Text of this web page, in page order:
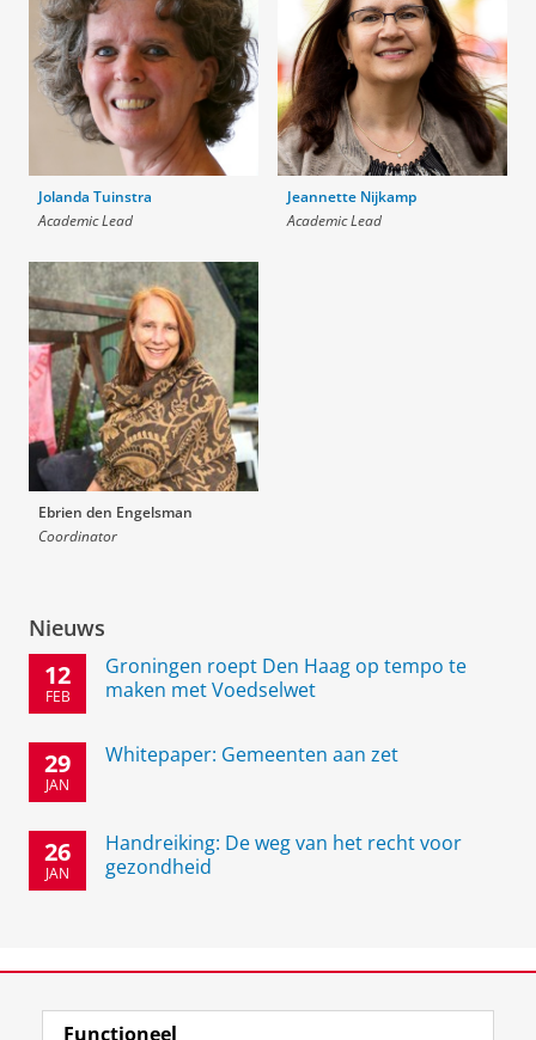
Jolanda Tuinstra
Academic Lead
Jeannette Nijkamp
Academic Lead
Ebrien den Engelsman
Coordinator
Nieuws
12
FEB
Groningen roept Den Haag op tempo te
maken met Voedselwet
29
JAN
Whitepaper: Gemeenten aan zet
26
JAN
Handreiking: De weg van het recht voor
gezondheid
Functioneel